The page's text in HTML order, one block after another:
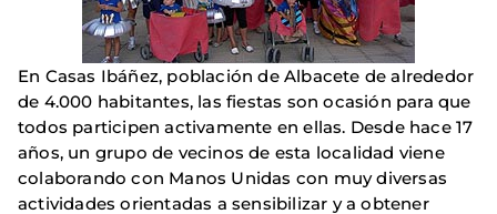
En Casas Ibáñez, población de Albacete de alrededor
de 4.000 habitantes, las fiestas son ocasión para que
todos participen activamente en ellas. Desde hace 17
años, un grupo de vecinos de esta localidad viene
colaborando con Manos Unidas con muy diversas
actividades orientadas a sensibilizar y a obtener